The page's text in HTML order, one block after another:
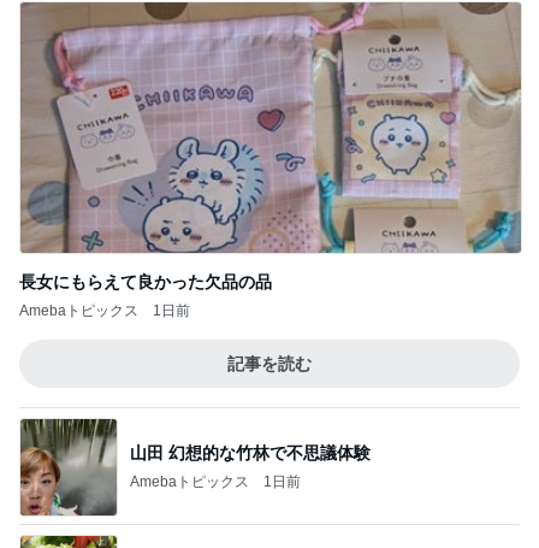
長女にもらえて良かった欠品の品
Amebaトピックス 1日前
記事を読む
山田 幻想的な竹林で不思議体験
Amebaトピックス 1日前